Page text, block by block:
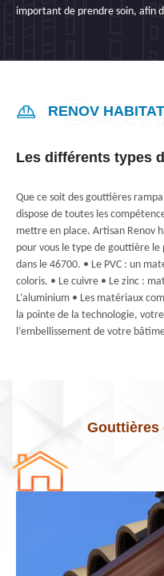
important de prendre soin, afin
RENOV HABITAT
Les différents types
Que ce soit des gouttières
dispose de toutes les
mettre en place. Artisan Renov
pour vous le type de gouttière
dans le 46700. • Le PVC : un
coloris. • Le cuivre • Le zinc :
L’aluminium • Les matériaux
la pointe de la technologie,
l’embellissement de votre
Gouttières